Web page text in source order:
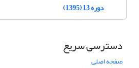
دوره 13 (1395)
دسترسی سریع
صفحه اصلی